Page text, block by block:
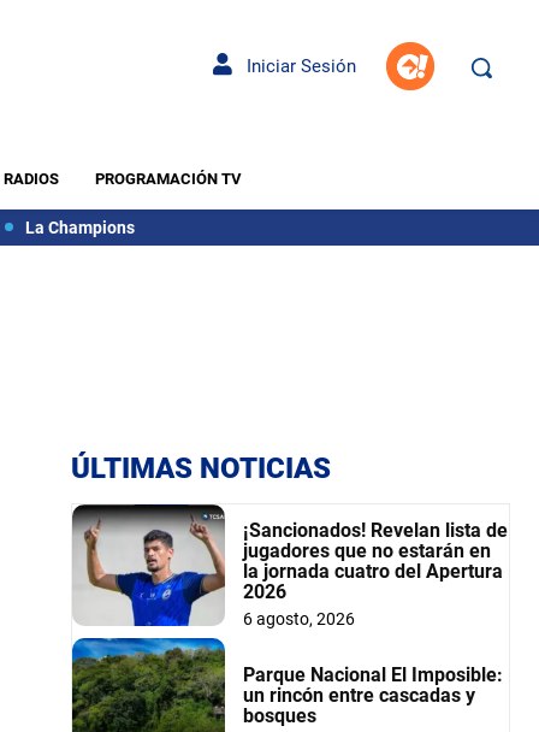
Iniciar Sesión
RADIOS PROGRAMACIÓN TV
La Champions
ÚLTIMAS NOTICIAS
¡Sancionados! Revelan lista de
jugadores que no estarán en
la jornada cuatro del Apertura
2026
6 agosto, 2026
Parque Nacional El Imposible:
un rincón entre cascadas y
bosques